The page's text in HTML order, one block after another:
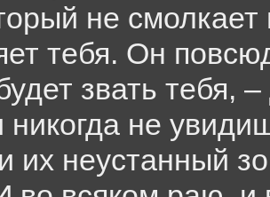
не
тебя. Он
звать тебя,
никогда не
их неустанный